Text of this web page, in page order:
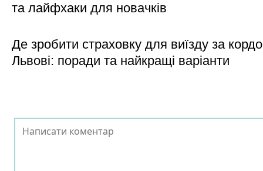
та лайфхаки для новачків
Де зробити страховку для виїзду за
Львові: поради та найкращі варіанти